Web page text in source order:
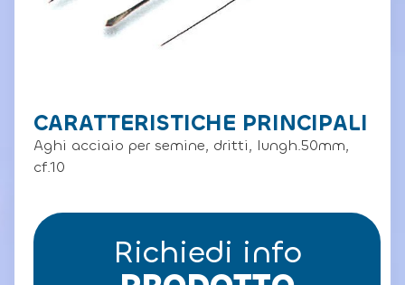
CARATTERISTICHE PRINCIPALI
Aghi acciaio per semine, dritti, lungh.50mm,
cf.10
Richiedi info